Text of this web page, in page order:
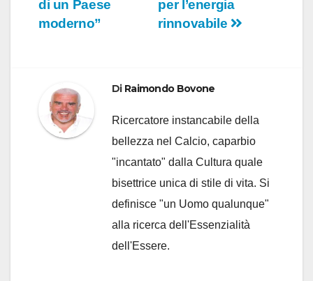
per l’energia
rinnovabile
di un Paese
moderno”
Di Raimondo Bovone
Ricercatore instancabile della
bellezza nel Calcio, caparbio
"incantato" dalla Cultura quale
bisettrice unica di stile di vita. Si
definisce "un Uomo qualunque"
alla ricerca dell'Essenzialità
dell'Essere.